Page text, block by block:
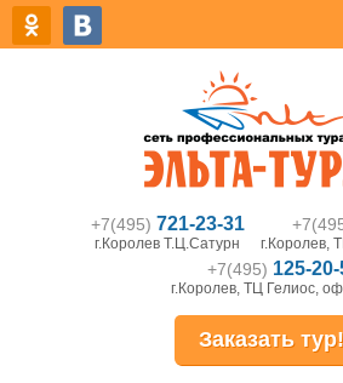
+7(495) 721-23-31
г.Королев Т.Ц.Сатурн г.Королев,
+7(495) 125-20-
г.Королев, ТЦ Гелиос,
Заказать тур!